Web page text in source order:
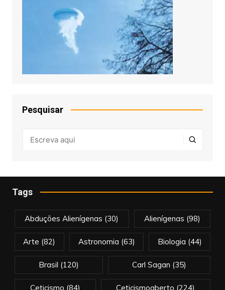
Pesquisar
Tags
Abduções Alienígenas (30) Alienígenas (98)
Arte (82) Astronomia (63) Biologia (44)
Brasil (120) Carl Sagan (35)
Ceticismo (84) Ceticismoaberto (224)